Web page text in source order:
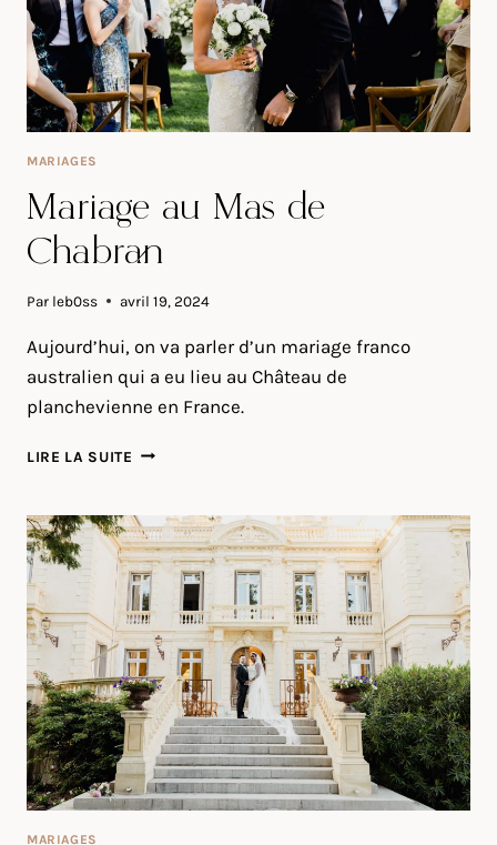
MARIAGES
Mariage au Mas de
Chabran
Par leb0ss avril 19, 2024
Aujourd’hui, on va parler d’un mariage franco
australien qui a eu lieu au Château de
planchevienne en France.
LIRE LA SUITE MARIAGE
DE
CHABRAN
MARIAGES